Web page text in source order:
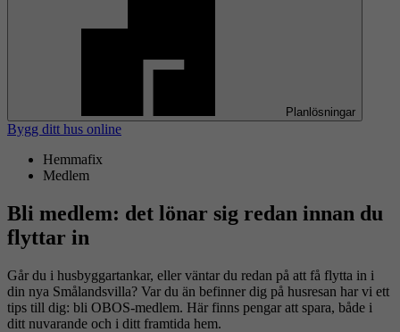
Planlösningar
Bygg ditt hus online
Hemmafix
Medlem
Bli medlem: det lönar sig redan innan du
flyttar in
Går du i husbyggartankar, eller väntar du redan på att få flytta in i
din nya Smålandsvilla? Var du än befinner dig på husresan har vi ett
tips till dig: bli OBOS-medlem. Här finns pengar att spara, både i
ditt nuvarande och i ditt framtida hem.